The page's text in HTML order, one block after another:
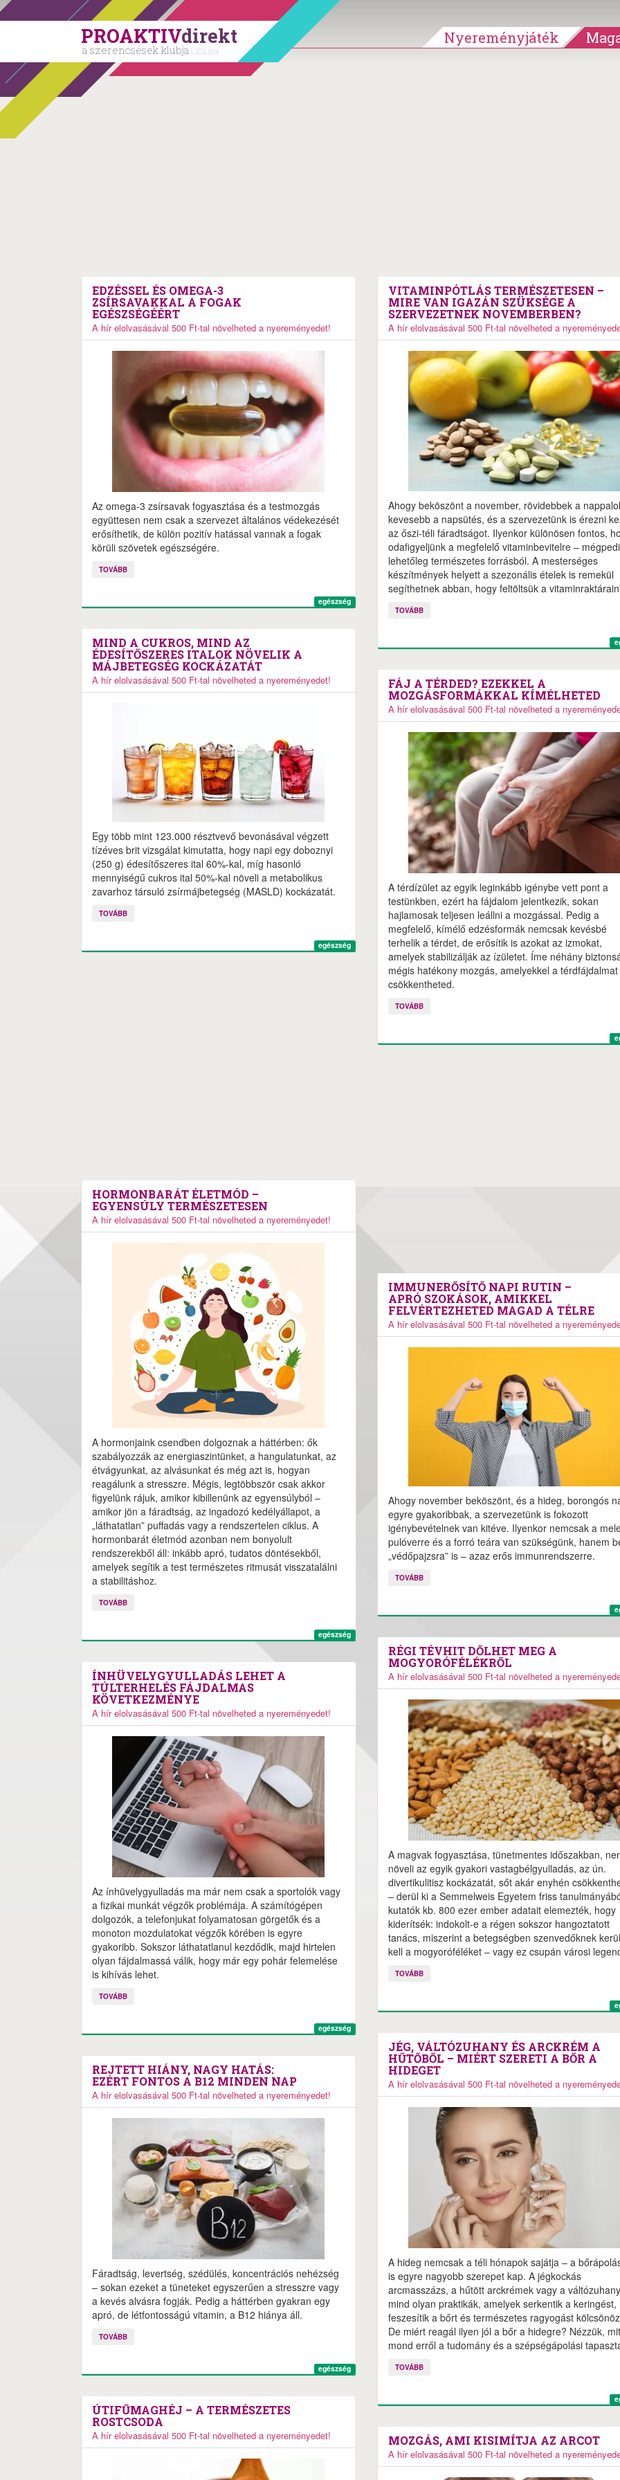
PROAKTIVdirekt
a szerencsések klubja | 2011 óta
Nyereményjáték
EDZÉSSEL ÉS OMEGA-3
ZSÍRSAVAKKAL A FOGAK
EGÉSZSÉGÉÉRT
A hír elolvasásával 500 Ft-tal növelheted a nyereményedet!
Az omega-3 zsírsavak fogyasztása és a testmozgás
együttesen nem csak a szervezet általános védekezését
erősíthetik, de külön pozitív hatással vannak a fogak
körüli szövetek egészségére.
TOVÁBB
egészség
MIND A CUKROS, MIND AZ
ÉDESÍTŐSZERES ITALOK NÖVELIK A
MÁJBETEGSÉG KOCKÁZATÁT
A hír elolvasásával 500 Ft-tal növelheted a nyereményedet!
Egy több mint 123.000 résztvevő bevonásával végzett
tízéves brit vizsgálat kimutatta, hogy napi egy doboznyi
(250 g) édesítőszeres ital 60%-kal, míg hasonló
mennyiségű cukros ital 50%-kal növeli a metabolikus
zavarhoz társuló zsírmájbetegség (MASLD) kockázatát.
TOVÁBB
egészség
HORMONBARÁT ÉLETMÓD –
EGYENSÚLY TERMÉSZETESEN
A hír elolvasásával 500 Ft-tal növelheted a nyereményedet!
A hormonjaink csendben dolgoznak a háttérben: ők
szabályozzák az energiaszintünket, a hangulatunkat, az
étvágyunkat, az alvásunkat és még azt is, hogyan
reagálunk a stresszre. Mégis, legtöbbször csak akkor
figyelünk rájuk, amikor kibillenünk az egyensúlyból –
amikor jön a fáradtság, az ingadozó kedélyállapot, a
„láthatatlan” puffadás vagy a rendszertelen ciklus. A
hormonbarát életmód azonban nem bonyolult
rendszerekből áll: inkább apró, tudatos döntésekből,
amelyek segítik a test természetes ritmusát visszatalálni
a stabilitáshoz.
TOVÁBB
egészség
ÍNHÜVELYGYULLADÁS LEHET A
TÚLTERHELÉS FÁJDALMAS
KÖVETKEZMÉNYE
A hír elolvasásával 500 Ft-tal növelheted a nyereményedet!
Az ínhüvelygyulladás ma már nem csak a sportolók vagy
a fizikai munkát végzők problémája. A számítógépen
dolgozók, a telefonjukat folyamatosan görgetők és a
monoton mozdulatokat végzők körében is egyre
gyakoribb. Sokszor láthatatlanul kezdődik, majd hirtelen
olyan fájdalmassá válik, hogy már egy pohár felemelése
is kihívás lehet.
TOVÁBB
egészség
REJTETT HIÁNY, NAGY HATÁS:
EZÉRT FONTOS A B12 MINDEN NAP
A hír elolvasásával 500 Ft-tal növelheted a nyereményedet!
Fáradtság, levertség, szédülés, koncentrációs nehézség
– sokan ezeket a tüneteket egyszerűen a stresszre vagy
a kevés alvásra fogják. Pedig a háttérben gyakran egy
apró, de létfontosságú vitamin, a B12 hiánya áll.
TOVÁBB
egészség
ÚTIFŰMAGHÉJ – A TERMÉSZETES
ROSTCSODA
A hír elolvasásával 500 Ft-tal növelheted a nyereményedet!
VITAMINPÓTLÁS TERMÉSZETESEN –
MIRE VAN IGAZÁN SZÜKSÉGE A
SZERVEZETNEK NOVEMBERBEN?
A hír elolvasásával 500 Ft-tal növelheted a
Ahogy beköszönt a november, rövidebbek a
kevesebb a napsütés, és a szervezetünk is érezni
az őszi-téli fáradtságot. Ilyenkor különösen fontos,
odafigyeljünk a megfelelő vitaminbevitelre –
lehetőleg természetes forrásból. A mesterséges
készítmények helyett a szezonális ételek is remekül
segíthetnek abban, hogy feltöltsük a
TOVÁBB
FÁJ A TÉRDED? EZEKKEL A
MOZGÁSFORMÁKKAL KÍMÉLHETED
A hír elolvasásával 500 Ft-tal növelheted a
A térdízület az egyik leginkább igénybe vett pont a
testünkben, ezért ha fájdalom jelentkezik, sokan
hajlamosak teljesen leállni a mozgással. Pedig a
megfelelő, kímélő edzésformák nemcsak kevésbé
terhelik a térdet, de erősítik is azokat az izmokat,
amelyek stabilizálják az ízületet. Íme néhány
mégis hatékony mozgás, amelyekkel a térdfájdalmat
csökkentheted.
TOVÁBB
IMMUNERŐSÍTŐ NAPI RUTIN –
APRÓ SZOKÁSOK, AMIKKEL
FELVÉRTEZHETED MAGAD A TÉLRE
A hír elolvasásával 500 Ft-tal növelheted a
Ahogy november beköszönt, és a hideg, borongós
egyre gyakoribbak, a szervezetünk is fokozott
igénybevételnek van kitéve. Ilyenkor nemcsak a
pulóverre és a forró teára van szükségünk, hanem
„védőpajzsra” is – azaz erős immunrendszerre.
TOVÁBB
RÉGI TÉVHIT DŐLHET MEG A
MOGYORÓFÉLÉKRŐL
A hír elolvasásával 500 Ft-tal növelheted a
A magvak fogyasztása, tünetmentes időszakban,
növeli az egyik gyakori vastagbélgyulladás, az ún.
divertikulitisz kockázatát, sőt akár enyhén
– derül ki a Semmelweis Egyetem friss
kutatók kb. 800 ezer ember adatait elemezték, hogy
kiderítsék: indokolt-e a régen sokszor hangoztatott
tanács, miszerint a betegségben szenvedőknek
kell a mogyoróféléket – vagy ez csupán városi
TOVÁBB
JÉG, VÁLTÓZUHANY ÉS ARCKRÉM A
HŰTŐBŐL – MIÉRT SZERETI A BŐR A
HIDEGET
A hír elolvasásával 500 Ft-tal növelheted a
A hideg nemcsak a téli hónapok sajátja – a
is egyre nagyobb szerepet kap. A jégkockás
arcmasszázs, a hűtött arckrémek vagy a váltózuhany
mind olyan praktikák, amelyek serkentik a keringést,
feszesítik a bőrt és természetes ragyogást
De miért reagál ilyen jól a bőr a hidegre? Nézzük, mit
mond erről a tudomány és a szépségápolási
TOVÁBB
MOZGÁS, AMI KISIMÍTJA AZ ARCOT
A hír elolvasásával 500 Ft-tal növelheted a